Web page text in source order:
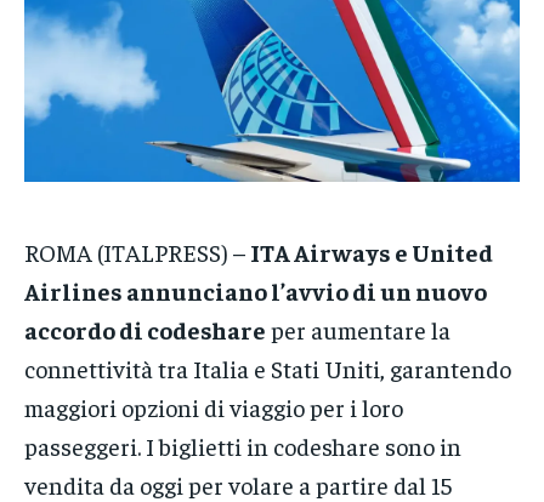
VENETO
POLITICA
ECONOMIA
GRUPPO
CONTATTI
VENETO
POLITICA
GRUPPO
CONTATTI
VENETO
POLITICA
GRUPPO
CONTATTI
ROMA (ITALPRESS) – ITA Airways e United
Airlines annunciano l’avvio di un nuovo
accordo di codeshare per aumentare la
connettività tra Italia e Stati Uniti, garantendo
maggiori opzioni di viaggio per i loro
passeggeri. I biglietti in codeshare sono in
vendita da oggi per volare a partire dal 15